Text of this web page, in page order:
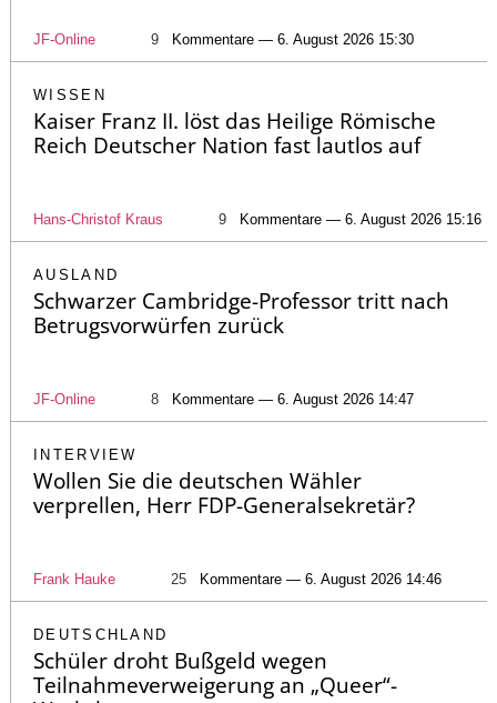
JF-Online 9 Kommentare — 6. August 2026 15:30
WISSEN
Kaiser Franz II. löst das Heilige Römische
Reich Deutscher Nation fast lautlos auf
Hans-Christof Kraus 9 Kommentare — 6. August 2026 15:16
AUSLAND
Schwarzer Cambridge-Professor tritt nach
Betrugsvorwürfen zurück
JF-Online 8 Kommentare — 6. August 2026 14:47
INTERVIEW
Wollen Sie die deutschen Wähler
verprellen, Herr FDP-Generalsekretär?
Frank Hauke 25 Kommentare — 6. August 2026 14:46
DEUTSCHLAND
Schüler droht Bußgeld wegen
Teilnahmeverweigerung an „Queer“-